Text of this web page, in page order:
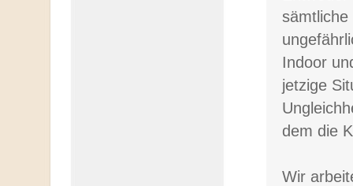
Indoor
jetzige
dem die
Wir